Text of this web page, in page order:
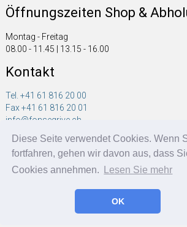
Diese Seite verwendet Cookies. Wenn
fortfahren, gehen wir davon aus, dass
Cookies annehmen.
Lesen Sie mehr
OK
Öffnungszeiten Shop &
Montag - Freitag
08.00 - 11.45 | 13.15 - 16.00
Kontakt
Tel. +41 61 816 20 00
Fax +41 61 816 20 01
info@fonsegrive.ch
Fonsegrive GmbH
Moosmattstrasse 14
CH - 4304 Giebenach